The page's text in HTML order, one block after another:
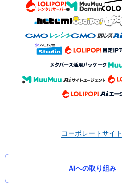
コーポレートサイト
AIへの取り組み